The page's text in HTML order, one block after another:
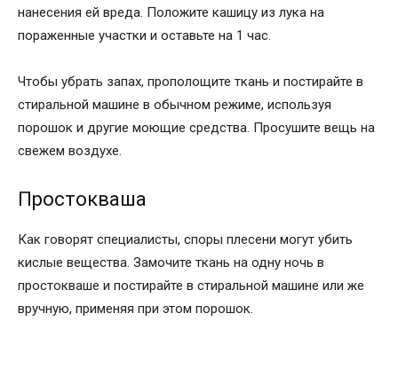
нанесения ей вреда. Положите кашицу из лука на
пораженные участки и оставьте на 1 час.
Чтобы убрать запах, прополощите ткань и постирайте в
стиральной машине в обычном режиме, используя
порошок и другие моющие средства. Просушите вещь на
свежем воздухе.
Простокваша
Как говорят специалисты, споры плесени могут убить
кислые вещества. Замочите ткань на одну ночь в
простокваше и постирайте в стиральной машине или же
вручную, применяя при этом порошок.